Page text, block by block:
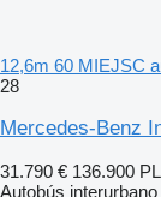
12,6m 60 MIEJSC
28
Mercedes-Benz
31.790 € 136.900
Autobús interurbano